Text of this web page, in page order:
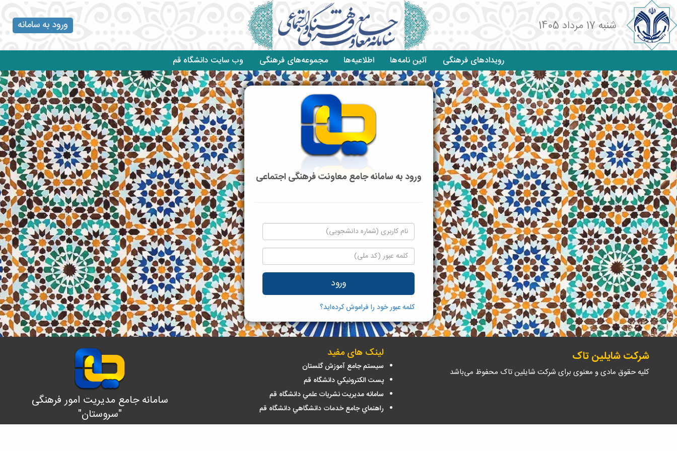
شنبه 17 مرداد 1405 ورود به سامانه
رویدادهای فرهنگی آئین نامه‌ها اطلاعیه‌ها مجموعه‌های فرهنگی وب سایت دانشگاه قم
ورود به سامانه جامع معاونت فرهنگی اجتماعی
ورود
کلمه عبور خود را فراموش کرده‌اید؟
شرکت شایلین تاک
کلیه حقوق مادی و معنوی برای شرکت شایلین تاک محفوظ می‌باشد
لینک های مفید
سيستم جامع آموزش گلستان
پست الكترونيكي دانشگاه قم
سامانه مديريت نشريات علمي دانشگاه قم
راهنماي جامع خدمات دانشگاهي دانشگاه قم
سامانه جامع مدیریت امور فرهنگی
"سروستان"